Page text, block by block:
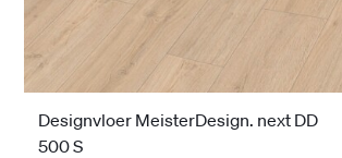
Designvloer MeisterDesign. next DD
500 S